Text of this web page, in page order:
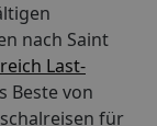
nach Saint
Last-
Beste von
für